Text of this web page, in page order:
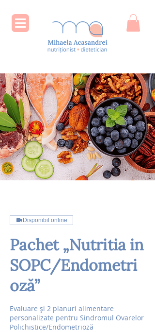
Disponibil online
Pachet „Nutritia in
SOPC/Endometri
oză”
Evaluare și 2 planuri alimentare
personalizate pentru Sindromul Ovarelor
Polichistice/Endometrioză